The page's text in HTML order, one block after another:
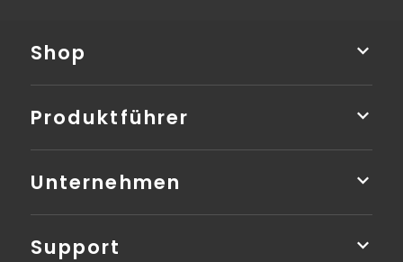
Shop
Produktführer
Unternehmen
Support